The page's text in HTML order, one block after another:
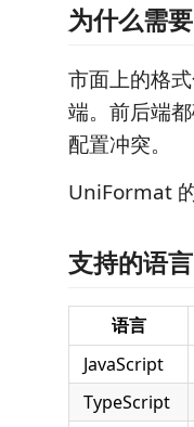
为什么需
市面上的格
端。前后端
配置冲突。
UniFormat
支持的语言
语言
JavaScript
TypeScript